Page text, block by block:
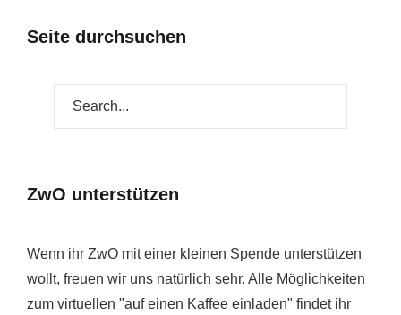
Seite durchsuchen
ZwO unterstützen
Wenn ihr ZwO mit einer kleinen Spende unterstützen
wollt, freuen wir uns natürlich sehr. Alle Möglichkeiten
zum virtuellen "auf einen Kaffee einladen" findet ihr